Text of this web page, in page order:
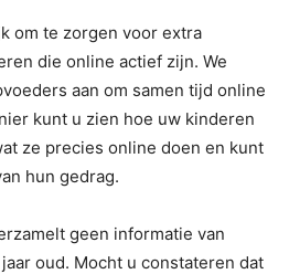
om te zorgen voor extra
die online actief zijn. We
aan om samen tijd online
kunt u zien hoe uw kinderen
ze precies online doen en kunt
hun gedrag.
geen informatie van
oud. Mocht u constateren dat